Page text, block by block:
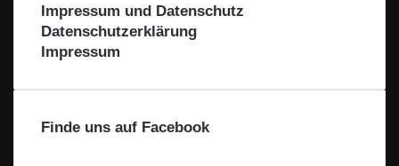
c
h
a
b
l
a
a
Impressum und Datenschutz
Datenschutzerklärung
Impressum
Finde uns auf Facebook